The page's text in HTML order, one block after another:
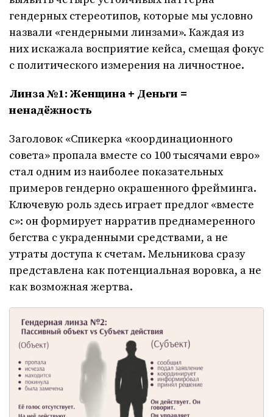
гендерных стереотипов, которые мы условно
назвали «гендерными линзами». Каждая из
них искажала восприятие кейса, смещая фокус
с политического измерения на личностное.
Линза №1: Женщина + Деньги =
ненадёжность
Заголовок «Спикерка «координационного
совета» пропала вместе со 100 тысячами евро»
стал одним из наиболее показательных
примеров гендерно окрашенного фрейминга.
Ключевую роль здесь играет предлог «вместе
с»: он формирует нарратив преднамеренного
бегства с украденными средствами, а не
утраты доступа к счетам. Мельникова сразу
представлена как потенциальная воровка, а не
как возможная жертва.